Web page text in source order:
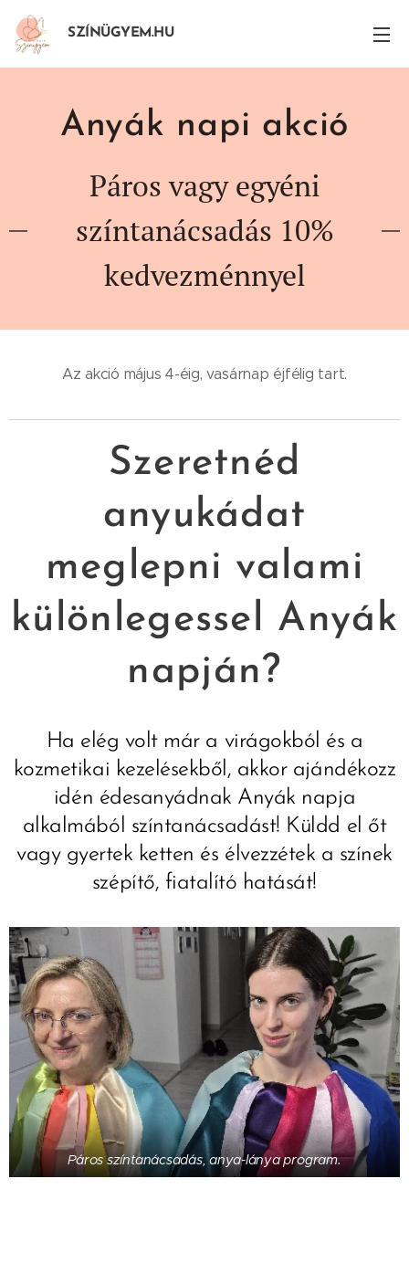
SZÍNÜGYEM.HU
Anyák napi akció
Páros vagy egyéni
színtanácsadás 10%
kedvezménnyel
Az akció május 4-éig, vasárnap éjfélig tart.
Szeretnéd
anyukádat
meglepni valami
különlegessel Anyák
napján?
Ha elég volt már a virágokból és a
kozmetikai kezelésekből, akkor ajándékozz
idén édesanyádnak Anyák napja
alkalmából színtanácsadást! Küldd el őt
vagy gyertek ketten és élvezzétek a színek
szépítő, fiatalító hatását!
Páros színtanácsadás, anya-lánya program.